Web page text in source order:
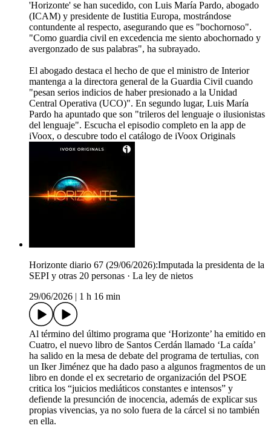
'Horizonte' se han sucedido, con Luis María Pardo, abogado
(ICAM) y presidente de Iustitia Europa, mostrándose
contundente al respecto, asegurando que es "bochornoso".
"Como guardia civil en excedencia me siento abochornado y
avergonzado de sus palabras", ha subrayado.
El abogado destaca el hecho de que el ministro de Interior
mantenga a la directora general de la Guardia Civil cuando
"pesan serios indicios de haber presionado a la Unidad
Central Operativa (UCO)". En segundo lugar, Luis María
Pardo ha apuntado que son "trileros del lenguaje o ilusionistas
del lenguaje". Escucha el episodio completo en la app de
iVoox, o descubre todo el catálogo de iVoox Originals
Horizonte diario 67 (29/06/2026):Imputada la presidenta de la
SEPI y otras 20 personas · La ley de nietos
29/06/2026
1 h 16 min
Al término del último programa que ‘Horizonte’ ha emitido en
Cuatro, el nuevo libro de Santos Cerdán llamado ‘La caída’
ha salido en la mesa de debate del programa de tertulias, con
un Iker Jiménez que ha dado paso a algunos fragmentos de un
libro en donde el ex secretario de organización del PSOE
critica los “juicios mediáticos constantes e intensos” y
defiende la presunción de inocencia, además de explicar sus
propias vivencias, ya no solo fuera de la cárcel si no también
en ella.